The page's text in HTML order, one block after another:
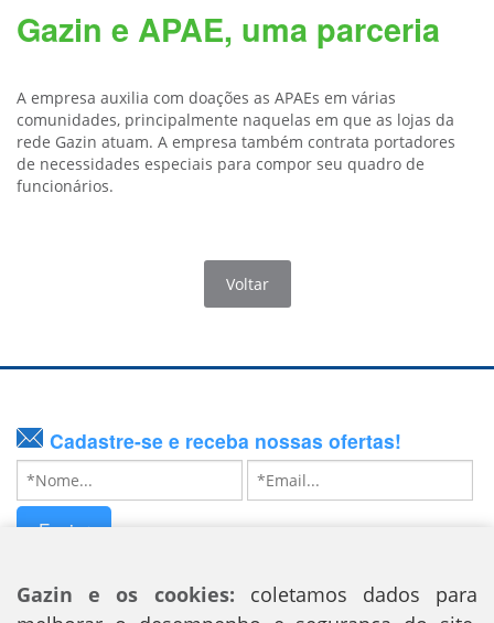
Gazin e APAE, uma parceria
A empresa auxilia com doações as APAEs em várias
comunidades, principalmente naquelas em que as lojas da
rede Gazin atuam. A empresa também contrata portadores
de necessidades especiais para compor seu quadro de
funcionários.
Voltar
Cadastre-se e receba nossas ofertas!
Enviar
Siga nossas redes sociais
Gazin e os cookies: coletamos dados para